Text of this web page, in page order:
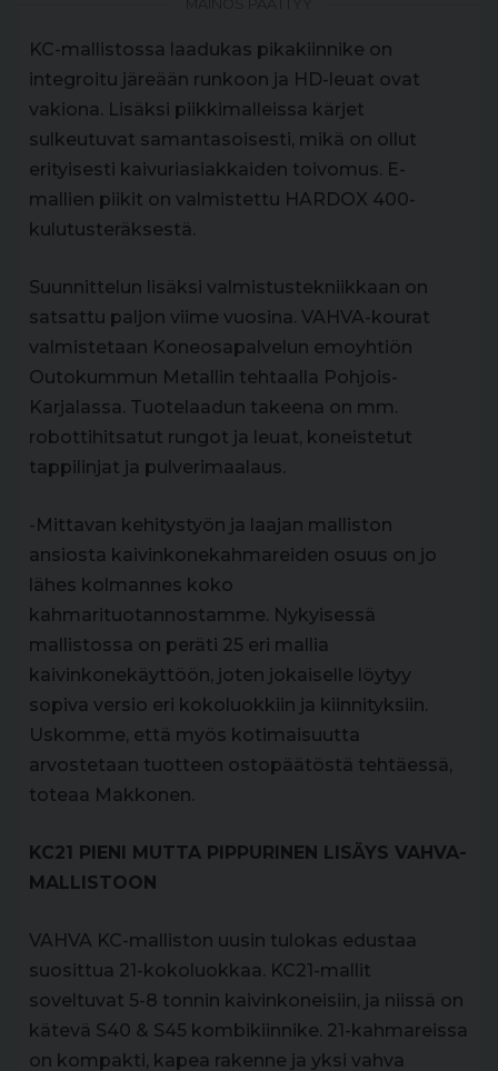
KC-mallistossa laadukas pikakiinnike on
integroitu järeään runkoon ja HD-leuat ovat
vakiona. Lisäksi piikkimalleissa kärjet
sulkeutuvat samantasoisesti, mikä on ollut
erityisesti kaivuriasiakkaiden toivomus. E-
mallien piikit on valmistettu HARDOX 400-
kulutusteräksestä.
Suunnittelun lisäksi valmistustekniikkaan on
satsattu paljon viime vuosina. VAHVA-kourat
valmistetaan Koneosapalvelun emoyhtiön
Outokummun Metallin tehtaalla Pohjois-
Karjalassa. Tuotelaadun takeena on mm.
robottihitsatut rungot ja leuat, koneistetut
tappilinjat ja pulverimaalaus.
-Mittavan kehitystyön ja laajan malliston
ansiosta kaivinkonekahmareiden osuus on jo
lähes kolmannes koko
kahmarituotannostamme. Nykyisessä
mallistossa on peräti 25 eri mallia
kaivinkonekäyttöön, joten jokaiselle löytyy
sopiva versio eri kokoluokkiin ja kiinnityksiin.
Uskomme, että myös kotimaisuutta
arvostetaan tuotteen ostopäätöstä tehtäessä,
toteaa Makkonen.
KC21 PIENI MUTTA PIPPURINEN LISÄYS VAHVA-
MALLISTOON
VAHVA KC-malliston uusin tulokas edustaa
suosittua 21-kokoluokkaa. KC21-mallit
soveltuvat 5-8 tonnin kaivinkoneisiin, ja niissä on
kätevä S40 & S45 kombikiinnike. 21-kahmareissa
on kompakti, kapea rakenne ja yksi vahva